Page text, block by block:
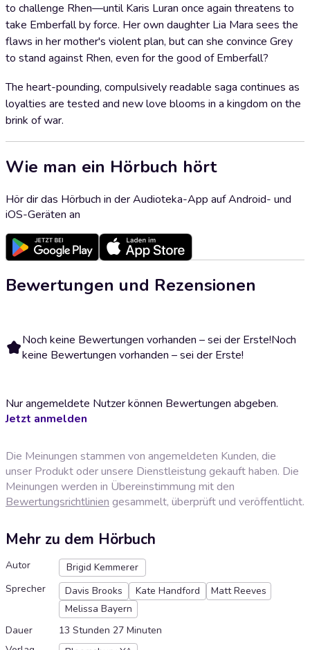
to challenge Rhen—until Karis Luran once again threatens to
take Emberfall by force. Her own daughter Lia Mara sees the
flaws in her mother's violent plan, but can she convince Grey
to stand against Rhen, even for the good of Emberfall?
The heart-pounding, compulsively readable saga continues as
loyalties are tested and new love blooms in a kingdom on the
brink of war.
Wie man ein Hörbuch hört
Hör dir das Hörbuch in der Audioteka-App auf Android- und
iOS-Geräten an
Bewertungen und Rezensionen
Noch keine Bewertungen vorhanden – sei der Erste!Noch
keine Bewertungen vorhanden – sei der Erste!
Nur angemeldete Nutzer können Bewertungen abgeben.
Jetzt anmelden
Die Meinungen stammen von angemeldeten Kunden, die
unser Produkt oder unsere Dienstleistung gekauft haben. Die
Meinungen werden in Übereinstimmung mit den
Bewertungsrichtlinien gesammelt, überprüft und veröffentlicht.
Mehr zu dem Hörbuch
Autor
Brigid Kemmerer
Sprecher
Davis Brooks Kate Handford
Matt Reeves
Melissa Bayern
Dauer
13 Stunden 27 Minuten